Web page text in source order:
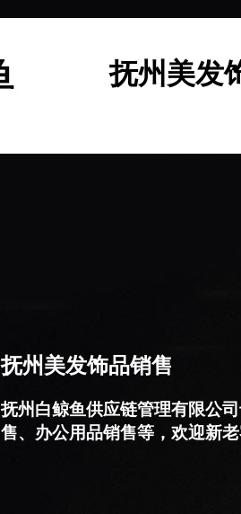
抚州美发
抚州美发饰品销售
抚州白鲸鱼供应链管理有限公
售、办公用品销售等，欢迎新